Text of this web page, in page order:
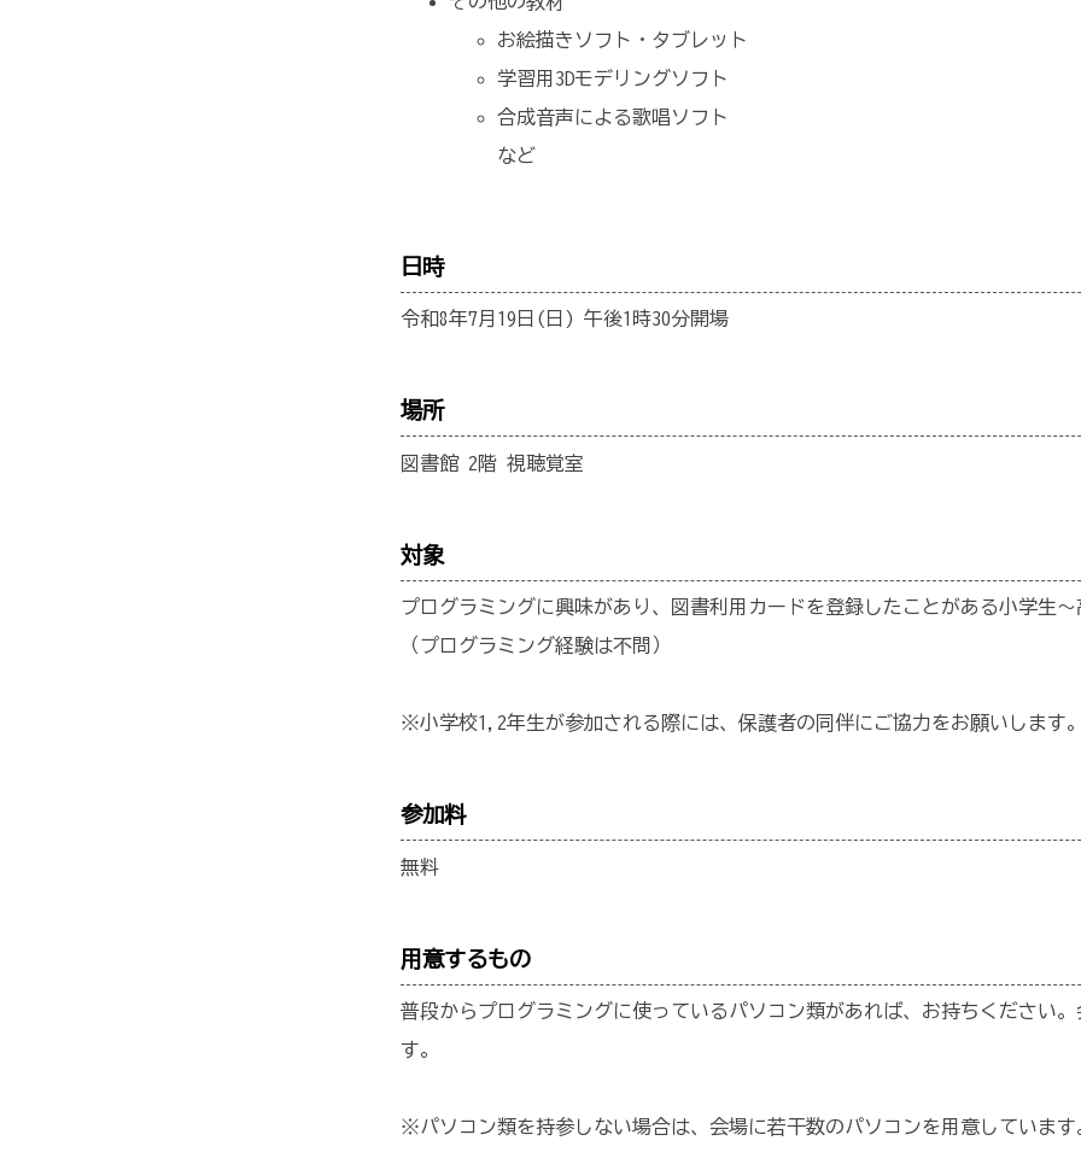
お絵描きソフト・タブレット
学習用3Dモデリングソフト
合成音声による歌唱ソフト
など
日時
令和8年7月19日(日) 午後1時30分開場
場所
図書館 2階 視聴覚室
対象
プログラミングに興味があり、図書利用カードを登録したことがある小学生～
（プログラミング経験は不問）
※小学校1,2年生が参加される際には、保護者の同伴にご協力をお願いします
参加料
無料
用意するもの
普段からプログラミングに使っているパソコン類があれば、お持ちください
す。
※パソコン類を持参しない場合は、会場に若干数のパソコンを用意しています